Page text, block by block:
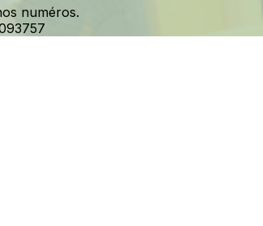
numéros.